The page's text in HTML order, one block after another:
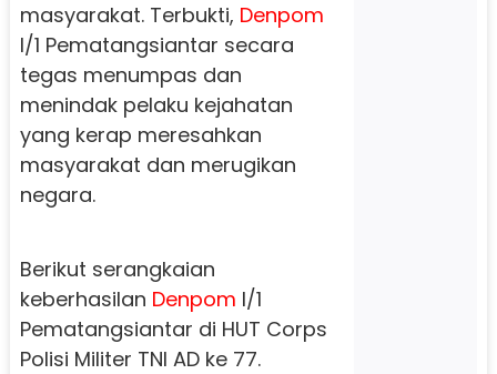
masyarakat. Terbukti, Denpom
l/1 Pematangsiantar secara
tegas menumpas dan
menindak pelaku kejahatan
yang kerap meresahkan
masyarakat dan merugikan
negara.
Berikut serangkaian
keberhasilan Denpom l/1
Pematangsiantar di HUT Corps
Polisi Militer TNI AD ke 77.